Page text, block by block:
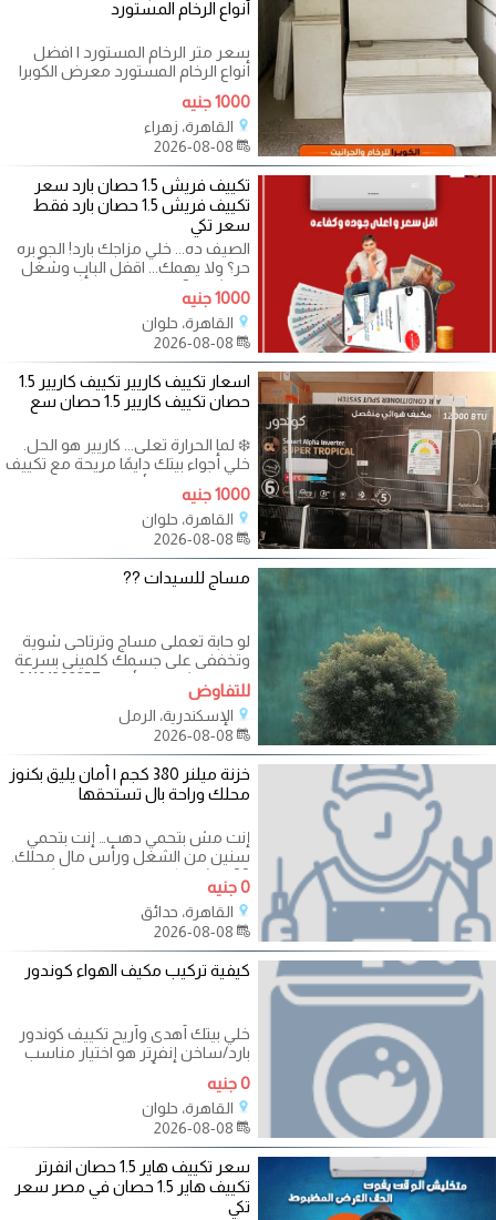
أنواع الرخام المستورد
سعر متر الرخام المستورد | افضل
أنواع الرخام المستورد معرض الكوبرا
للرخام والجرانيت من المعارض
1000 جنيه
القاهرة، زهراء
تكييف فريش 1.5 حصان بارد سعر
تكييف فريش 1.5 حصان بارد فقط
سعر تكي
الصيف ده... خلي مزاجك بارد! الجو بره
حر؟ ولا يهمك... اقفل الباب وشغّل
فريش ❄️? استمتع براحة أكبر
1000 جنيه
القاهرة، حلوان
اسعار تكييف كاريير تكييف كاريير 1.5
حصان تكييف كاريير 1.5 حصان سع
❄️ لما الحرارة تعلى... كاريير هو الحل.
خلي أجواء بيتك دايمًا مريحة مع تكييف
يجمع بين قوة الأداء
1000 جنيه
القاهرة، حلوان
مساج للسيدات ??
لو حابة تعملى مساج وترتاحى شوية
وتخففى على جسمك كلمينى بسرعة
ماتتردديش دى الأرقام 01101392257
01091346914
للتفاوض
الإسكندرية، الرمل
خزنة ميلنر 380 كجم | أمان يليق بكنوز
محلك وراحة بال تستحقها
إنت مش بتحمي دهب… إنت بتحمي
سنين من الشغل ورأس مال محلك.
?? علشان كده اختيار الخزنة مش
رفاهية… ده
0 جنيه
القاهرة، حدائق
كيفية تركيب مكيف الهواء كوندور
خلي بيتك أهدى وأريح تكييف كوندور
بارد/ساخن إنفرتر هو اختيار مناسب
للي عايز راحة وأداء قوي في جهاز
0 جنيه
القاهرة، حلوان
سعر تكييف هاير 1.5 حصان انفرتر
تكييف هاير 1.5 حصان في مصر سعر
تكي